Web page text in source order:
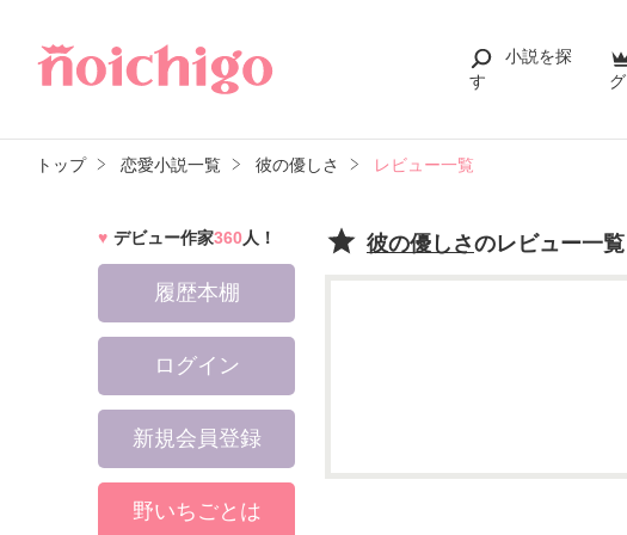
小説を探
す
グ
トップ 恋愛小説一覧 彼の優しさ レビュー一覧
彼の優しさのレビュー一覧
デビュー作家360人！
履歴本棚
ログイン
新規会員登録
野いちごとは